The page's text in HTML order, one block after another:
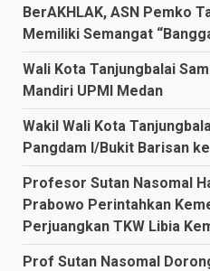
BerAKHLAK, ASN Pemko
Memiliki Semangat
Wali Kota Tanjungbalai
Mandiri UPMI Medan
Wakil Wali Kota
Pangdam I/Bukit Barisan
Profesor Sutan Nasomal
Prabowo Perintahkan
Perjuangkan TKW Libia
Prof Sutan Nasomal